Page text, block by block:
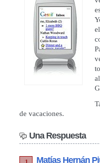
de vacaciones.
Una Respuesta
Matías Hernán